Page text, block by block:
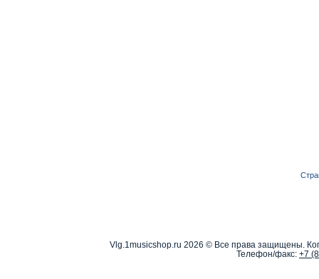
Vlg.1musicshop.ru 2026 © Все права защищены.
Телефон/факс: +7